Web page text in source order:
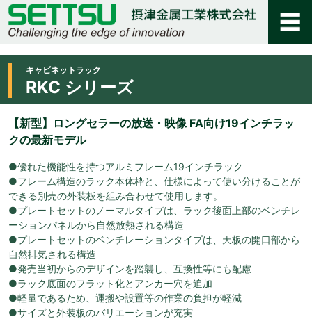
キャビネットラック
RKC シリーズ
【新型】ロングセラーの放送・映像 FA向け19インチラッ
クの最新モデル
●優れた機能性を持つアルミフレーム19インチラック
●フレーム構造のラック本体枠と、仕様によって使い分けることが
できる別売の外装板を組み合わせて使用します。
●プレートセットのノーマルタイプは、ラック後面上部のベンチレ
ーションパネルから自然放熱される構造
●プレートセットのベンチレーションタイプは、天板の開口部から
自然排気される構造
●発売当初からのデザインを踏襲し、互換性等にも配慮
●ラック底面のフラット化とアンカー穴を追加
●軽量であるため、運搬や設置等の作業の負担が軽減
●サイズと外装板のバリエーションが充実